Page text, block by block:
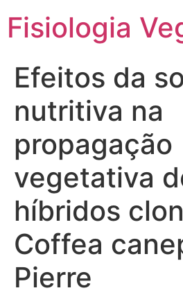
Fisiologia
Efeitos da
nutritiva na
propagação
vegetativa
híbridos
Coffea
Pierre